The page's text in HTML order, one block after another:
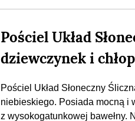
Pościel Układ
dziewczynek i
Pościel Układ Słoneczny
niebieskiego. Posiada mocną i
z wysokogatunkowej bawełny.